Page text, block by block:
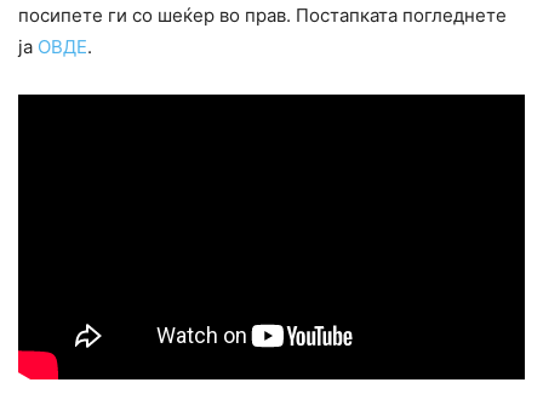
посипете ги со шеќер во прав. Постапката погледнете
ја ОВДЕ.